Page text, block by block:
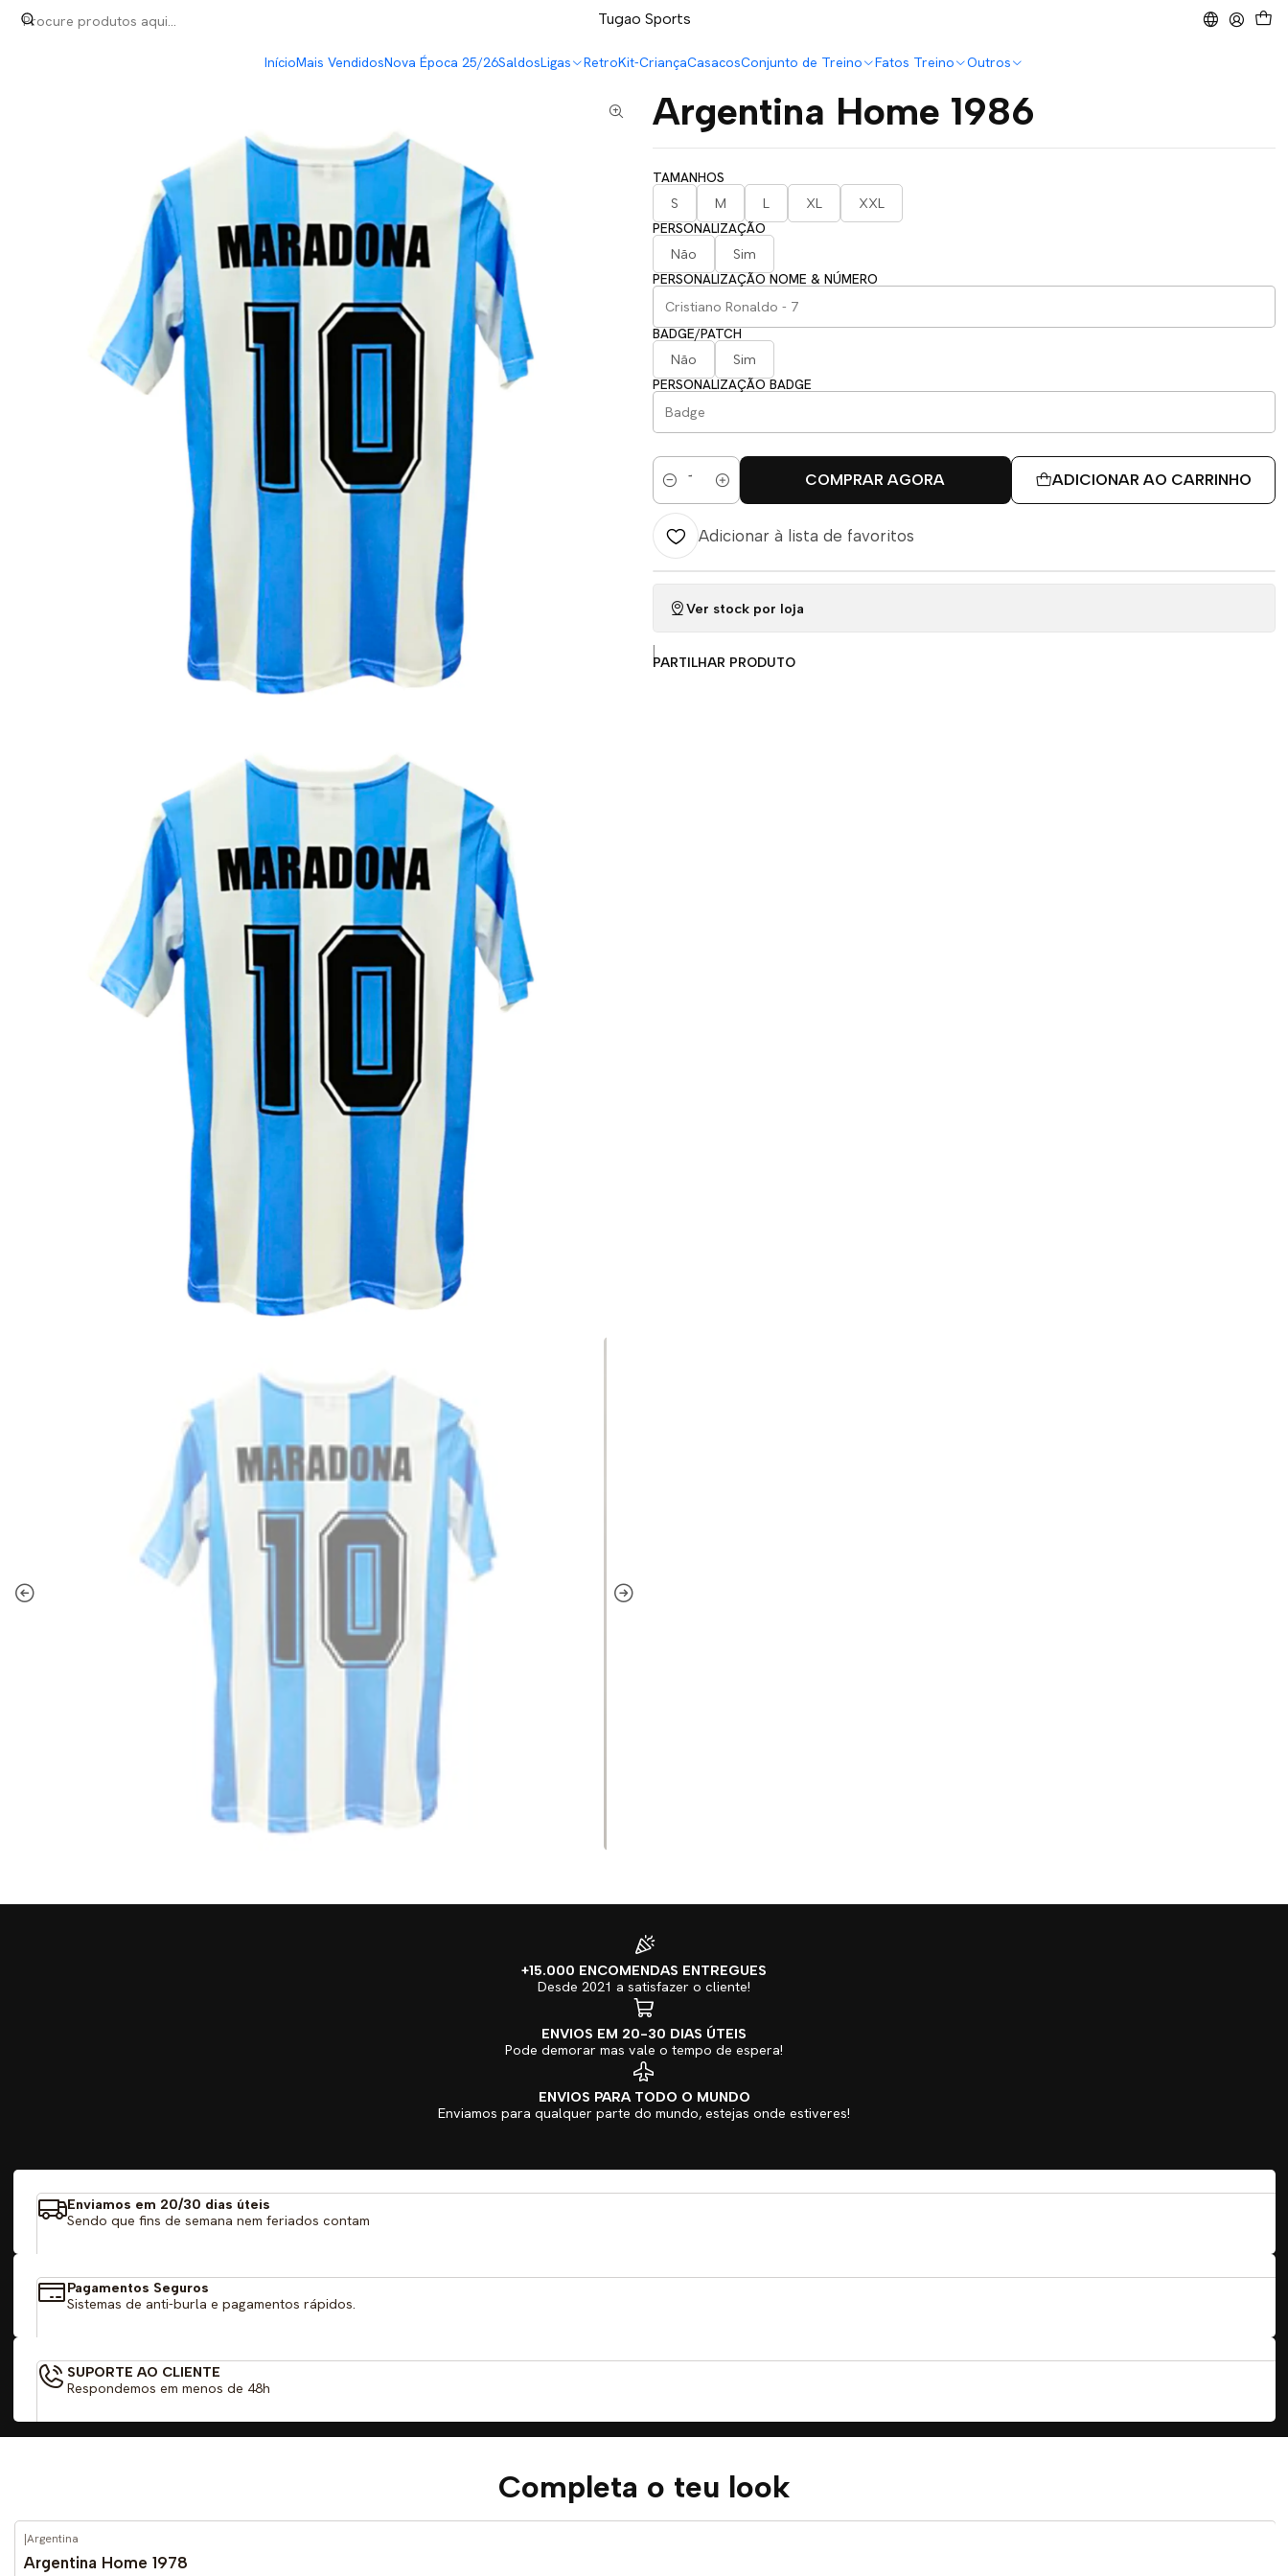
Tugao Sports
InícioMais VendidosNova Época 25/26SaldosLigas RetroKit-CriançaCasacosConjunto de Treino Fatos Treino Outros
LEVA 5 PAGA 4 NA TUGÃO
Argentina Home 1986
TAMANHOS
S
M L XL
XXL
PERSONALIZAÇÃO
Não
Sim
PERSONALIZAÇÃO NOME & NÚMERO
BADGE/PATCH
Não
Sim
PERSONALIZAÇÃO BADGE
Quantidade
ADICIONAR AO CARRINHO
COMPRAR AGORA
Adicionar à lista de favoritos
Ver stock por loja
|
PARTILHAR PRODUTO
+15.000 ENCOMENDAS ENTREGUES
Desde 2021 a satisfazer o cliente!
ENVIOS EM 20-30 DIAS ÚTEIS
Pode demorar mas vale o tempo de espera!
ENVIOS PARA TODO O MUNDO
Enviamos para qualquer parte do mundo, estejas onde estiveres!
Enviamos em 20/30 dias úteis
Sendo que fins de semana nem feriados contam
Pagamentos Seguros
Sistemas de anti-burla e pagamentos rápidos.
SUPORTE AO CLIENTE
Respondemos em menos de 48h
Completa o teu look
-59%DESCONTO
|Argentina
Argentina Home 1978